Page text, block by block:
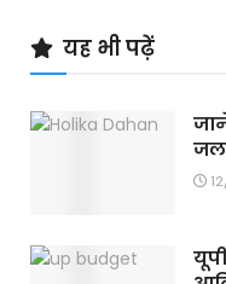
यह भी पढ़ें